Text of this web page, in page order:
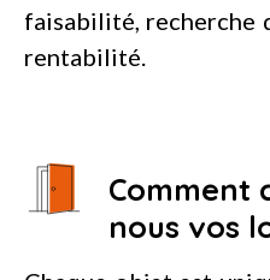
faisabilité, recherche
rentabilité.
Comment
nous vos